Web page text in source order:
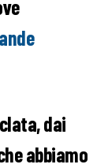
dai
abbiamo